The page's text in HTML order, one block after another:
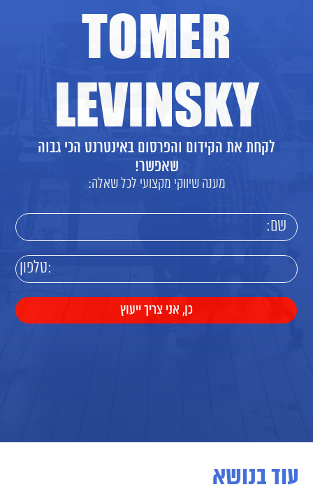
TOMER
LEVINSKY
לקחת את הקידום והפרסום באינטרנט הכי גבוה
שאפשר!
מענה שיווקי מקצועי לכל שאלה:
עוד בנושא